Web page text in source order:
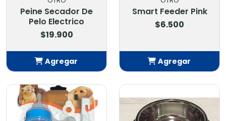
Peine Secador De
Pelo Electrico
$19.900
Agregar
Smart Feeder Pink
$6.500
Agregar